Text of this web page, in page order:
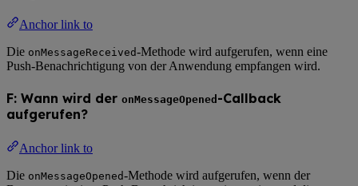
Anchor link to
Die onMessageReceived-Methode wird aufgerufen, wenn eine
Push-Benachrichtigung von der Anwendung empfangen wird.
F: Wann wird der onMessageOpened -Callback
aufgerufen?
Anchor link to
Die onMessageOpened-Methode wird aufgerufen, wenn der